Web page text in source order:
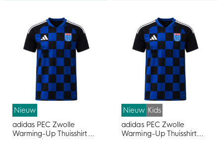
Nieuw
adidas PEC Zwolle
Warming-Up Thuisshirt
Nieuw Kids
adidas PEC Zwolle
Warming-Up Thuisshirt